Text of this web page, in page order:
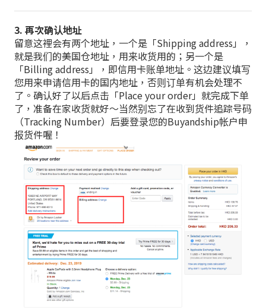
3. 再次确认地址
留意这裡会有两个地址，一个是「Shipping address」，
就是我们的美国仓地址，用来收货用的；另一个是
「Billing address」，即信用卡账单地址。这边建议填写
您用来申请信用卡的国内地址，否则订单有机会处理不
了。确认好了以后点击「Place your order」就完成下单
了，准备在家收货就好～当然别忘了在收到货件追踪号码
（Tracking Number）后要登录您的Buyandship帐户申
报货件喔！